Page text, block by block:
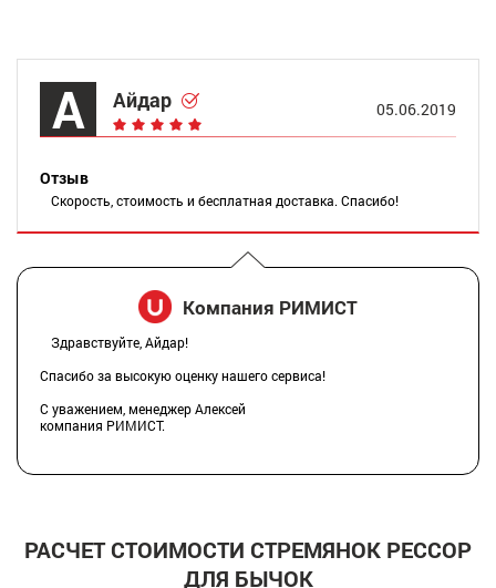
А Айдар 05.06.2019
Отзыв
Скорость, стоимость и бесплатная доставка. Спасибо!
Компания РИМИСТ
Здравствуйте, Айдар!
Спасибо за высокую оценку нашего сервиса!
С уважением, менеджер Алексей
компания РИМИСТ.
РАСЧЕТ СТОИМОСТИ СТРЕМЯНОК РЕССОР
ДЛЯ БЫЧОК